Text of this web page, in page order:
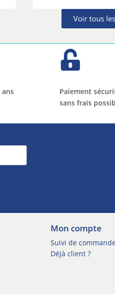
Voir tous
ans
Paiement
sans frais
Mon compte
Suivi de
Déjà client ?